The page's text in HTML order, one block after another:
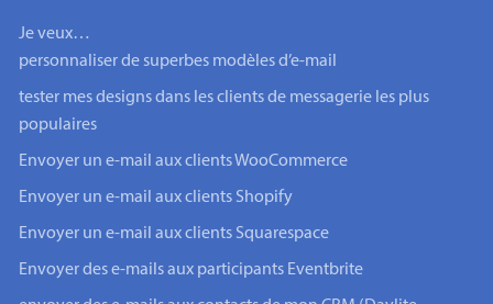
Je veux…
personnaliser de superbes modèles d’e-mail
tester mes designs dans les clients de messagerie les plus
populaires
Envoyer un e-mail aux clients WooCommerce
Envoyer un e-mail aux clients Shopify
Envoyer un e-mail aux clients Squarespace
Envoyer des e-mails aux participants Eventbrite